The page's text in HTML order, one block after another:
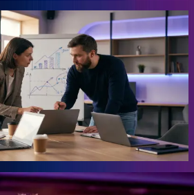
Vorsprung.
Empfehlungen. Jedes Buch
baust du einen Teil deiner Growth
der Erfahrung aus 20 Jahren eigenem